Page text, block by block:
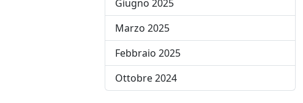
Giugno 2025
Marzo 2025
Febbraio 2025
Ottobre 2024